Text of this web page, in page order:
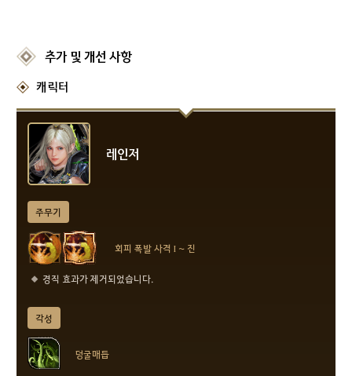
추가 및 개선 사항
캐릭터
레인저
주무기
회피 폭발 사격 I ~ 진
경직 효과가 제거되었습니다.
각성
덩굴매듭